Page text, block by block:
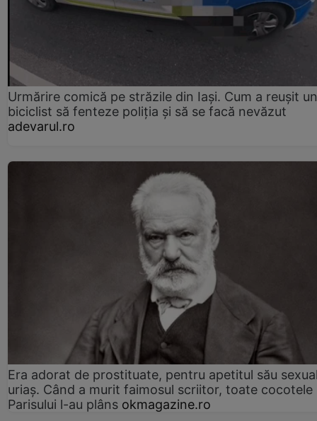
Urmărire comică pe străzile din Iași. Cum a reușit un
biciclist să fenteze poliția și să se facă nevăzut
adevarul.ro
Era adorat de prostituate, pentru apetitul său
uriaș. Când a murit faimosul scriitor, toate cocotele
Parisului l-au plâns okmagazine.ro